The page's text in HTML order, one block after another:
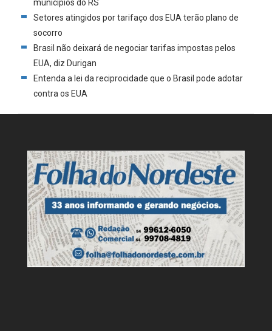
municípios do RS
Setores atingidos por tarifaço dos EUA terão plano de
socorro
Brasil não deixará de negociar tarifas impostas pelos
EUA, diz Durigan
Entenda a lei da reciprocidade que o Brasil pode adotar
contra os EUA